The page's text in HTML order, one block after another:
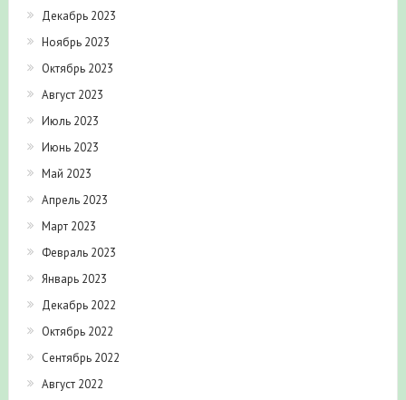
Декабрь 2023
Ноябрь 2023
Октябрь 2023
Август 2023
Июль 2023
Июнь 2023
Май 2023
Апрель 2023
Март 2023
Февраль 2023
Январь 2023
Декабрь 2022
Октябрь 2022
Сентябрь 2022
Август 2022